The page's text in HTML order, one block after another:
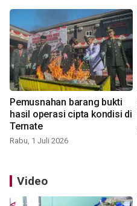
Pemusnahan barang bukti
hasil operasi cipta kondisi di
Ternate
Rabu, 1 Juli 2026
Video